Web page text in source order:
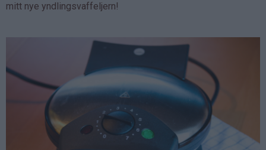
mitt nye yndlingsvaffeljern!